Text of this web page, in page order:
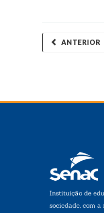
ANTERIOR
Instituição de
sociedade, com a